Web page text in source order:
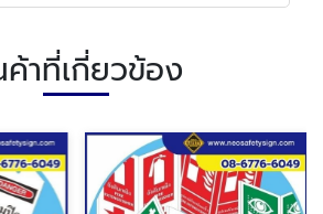
าที่เกี่ยวข้อง